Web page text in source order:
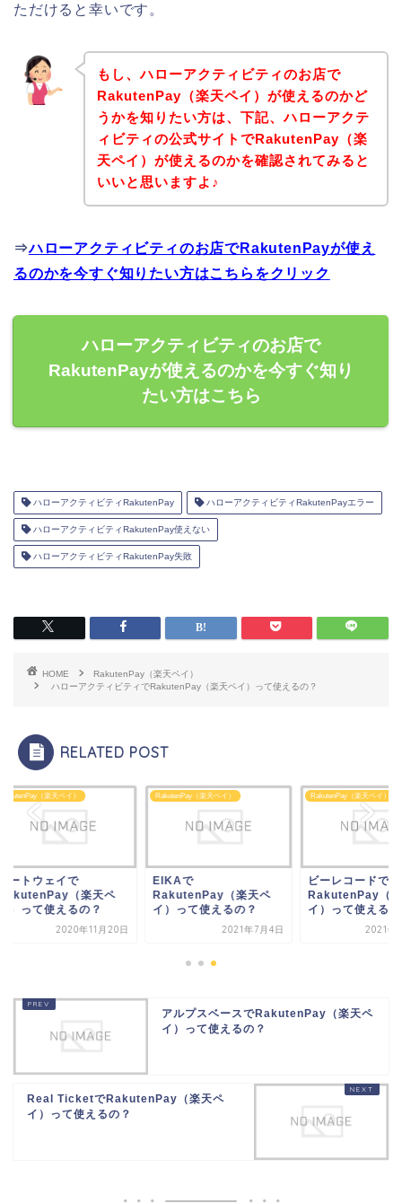
ただけると幸いです。
もし、ハローアクティビティのお店で
RakutenPay（楽天ペイ）が使えるのかど
うかを知りたい方は、下記、ハローアクテ
ィビティの公式サイトでRakutenPay（楽
天ペイ）が使えるのかを確認されてみると
いいと思いますよ♪
⇒ハローアクティビティのお店でRakutenPayが使え
るのかを今すぐ知りたい方はこちらをクリック
ハローアクティビティのお店で
RakutenPayが使えるのかを今すぐ知り
たい方はこちら
ハローアクティビティRakutenPay ハローアクティビティRakutenPayエラー
ハローアクティビティRakutenPay使えない
ハローアクティビティRakutenPay失敗
HOME
RakutenPay（楽天ペイ）
ハローアクティビティでRakutenPay（楽天ペイ）って使えるの？
RELATED POST
（楽天ペイ）
トウェイで
（楽天ペ
って使えるの？
2020年11月20日
RakutenPay（楽天ペイ）
EIKAで
RakutenPay（楽天ペ
イ）って使えるの？
2021年7月4日
RakutenPay（楽天ペイ）
ビーレコードで
RakutenPay（楽天
イ）って使えるの？
2021年12
アルプスベースでRakutenPay（楽天ペ
イ）って使えるの？
Real TicketでRakutenPay（楽天ペ
イ）って使えるの？